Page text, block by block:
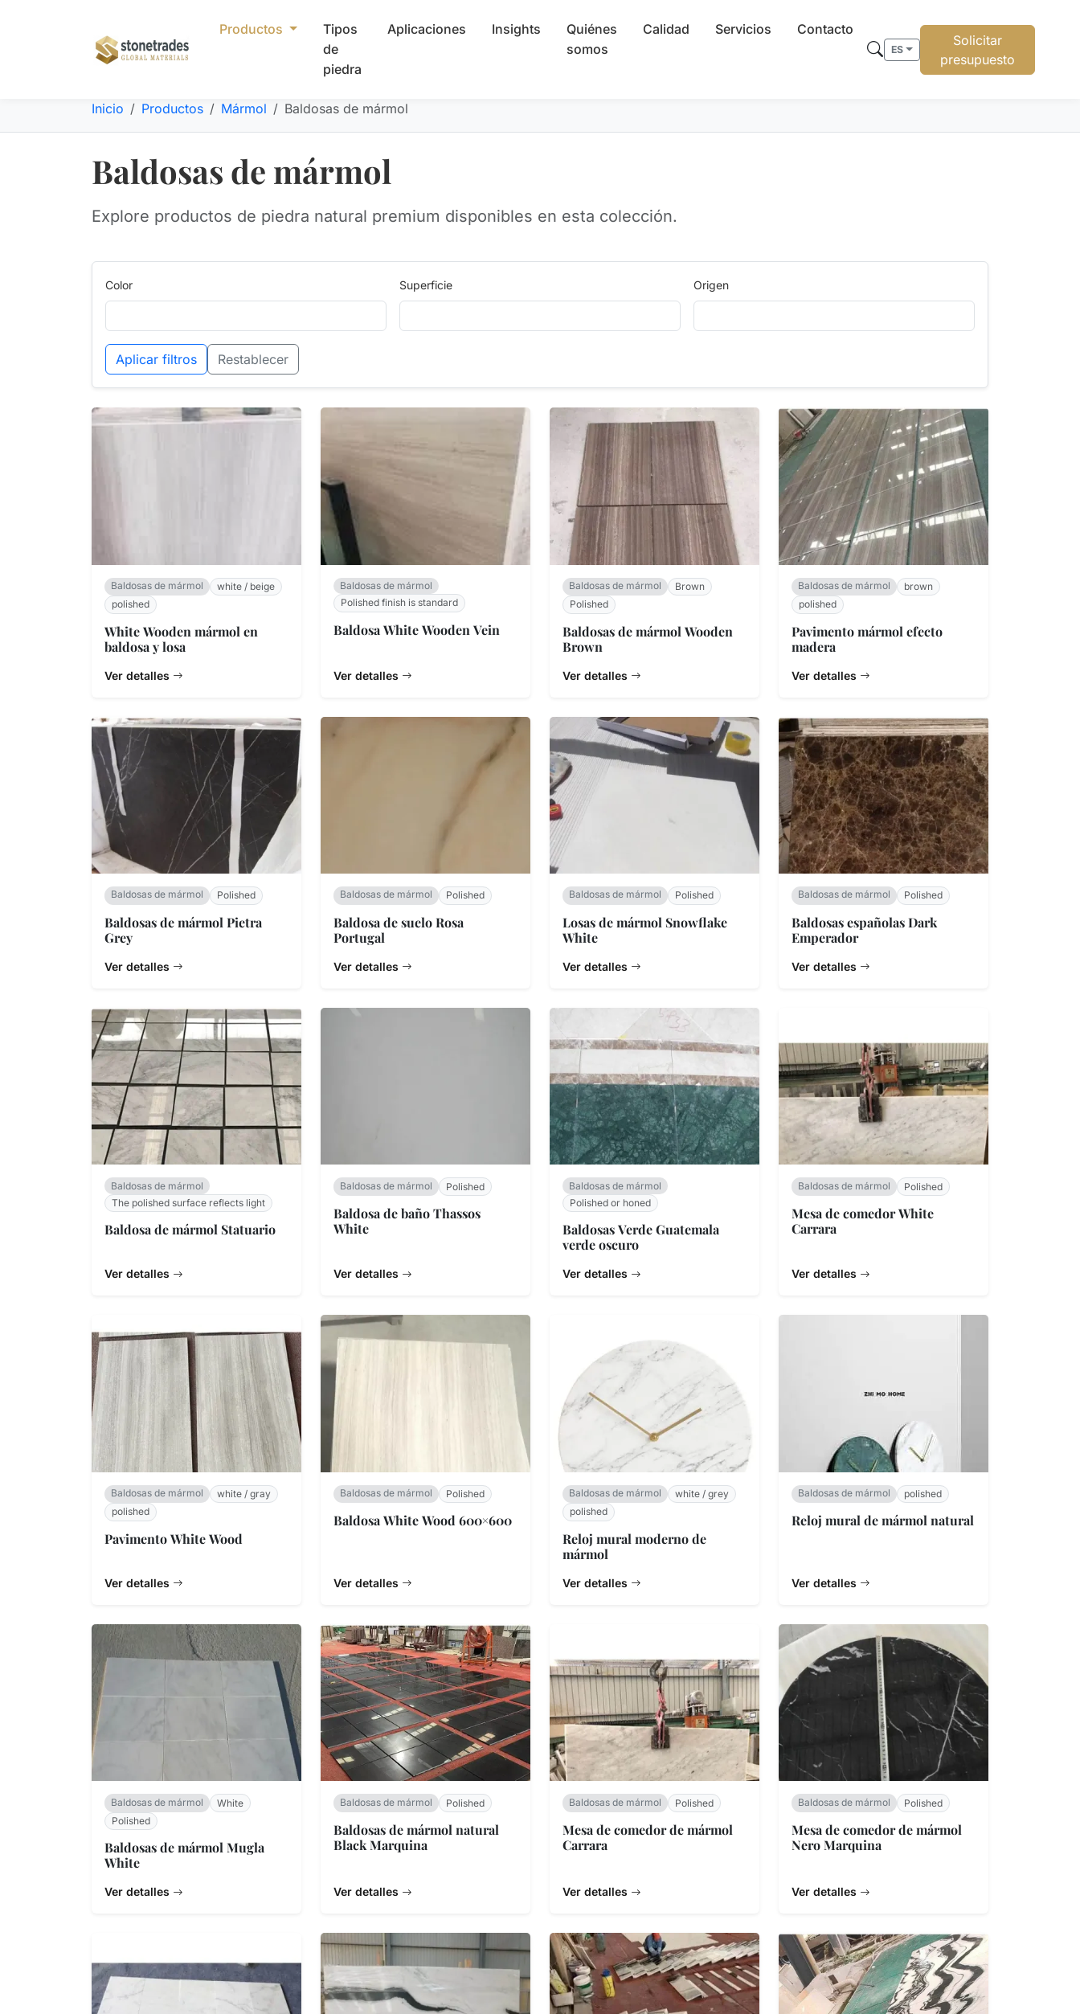
Productos
Tipos
de
piedra
Aplicaciones Insights
Quiénes
somos
Calidad Servicios Contacto
ES
Solicitar
presupuesto
Inicio Productos Mármol Baldosas de mármol
Baldosas de mármol
Explore productos de piedra natural premium disponibles en esta colección.
Color Superficie Origen
Aplicar filtros Restablecer
Baldosas de mármol
white / beige
polished
White Wooden mármol en
baldosa y losa
Ver detalles
Baldosas de mármol
Polished finish is standard
Baldosa White Wooden Vein
Ver detalles
Baldosas de mármol
Brown
Polished
Baldosas de mármol Wooden
Brown
Ver detalles
Baldosas de mármol
brown
polished
Pavimento mármol efecto
madera
Ver detalles
Baldosas de mármol Polished
Baldosas de mármol Pietra
Grey
Ver detalles
Baldosas de mármol Polished
Baldosa de suelo Rosa
Portugal
Ver detalles
Baldosas de mármol Polished
Losas de mármol Snowflake
White
Ver detalles
Baldosas de mármol Polished
Baldosas españolas Dark
Emperador
Ver detalles
Baldosas de mármol
The polished surface reflects light
Baldosa de mármol Statuario
Ver detalles
Baldosas de mármol Polished
Baldosa de baño Thassos
White
Ver detalles
Baldosas de mármol
Polished or honed
Baldosas Verde Guatemala
verde oscuro
Ver detalles
Baldosas de mármol Polished
Mesa de comedor White
Carrara
Ver detalles
Baldosas de mármol
white / gray
polished
Pavimento White Wood
Ver detalles
Baldosas de mármol Polished
Baldosa White Wood 600×600
Ver detalles
Baldosas de mármol
white / grey
polished
Reloj mural moderno de
mármol
Ver detalles
Baldosas de mármol polished
Reloj mural de mármol natural
Ver detalles
Baldosas de mármol
White
Polished
Baldosas de mármol Mugla
White
Ver detalles
Baldosas de mármol Polished
Baldosas de mármol natural
Black Marquina
Ver detalles
Baldosas de mármol Polished
Mesa de comedor de mármol
Carrara
Ver detalles
Baldosas de mármol Polished
Mesa de comedor de mármol
Nero Marquina
Ver detalles